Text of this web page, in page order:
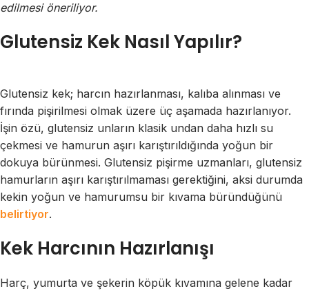
edilmesi öneriliyor.
Glutensiz Kek Nasıl Yapılır?
Glutensiz kek; harcın hazırlanması, kalıba alınması ve
fırında pişirilmesi olmak üzere üç aşamada hazırlanıyor.
İşin özü, glutensiz unların klasik undan daha hızlı su
çekmesi ve hamurun aşırı karıştırıldığında yoğun bir
dokuya bürünmesi. Glutensiz pişirme uzmanları, glutensiz
hamurların aşırı karıştırılmaması gerektiğini, aksi durumda
kekin yoğun ve hamurumsu bir kıvama büründüğünü
belirtiyor.
Kek Harcının Hazırlanışı
Harç, yumurta ve şekerin köpük kıvamına gelene kadar